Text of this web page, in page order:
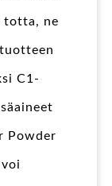
totta, ne
C1-
Powder